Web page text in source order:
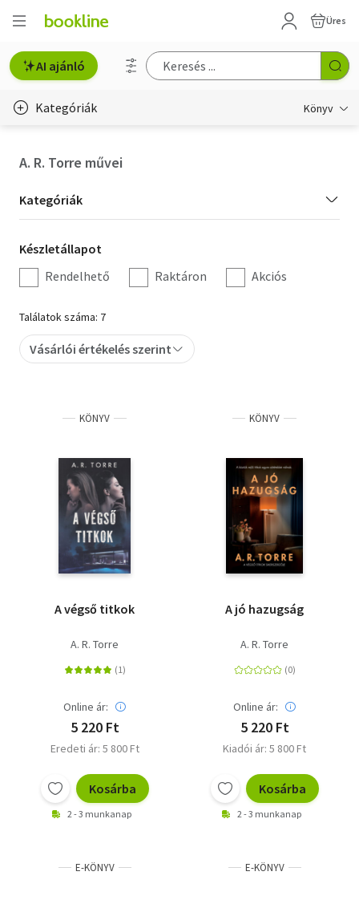
Üres
AI ajánló
Kategóriák Könyv
Hobbi, szabadidő
Irodalom
Művészet
Szakkönyv
Tankönyv, segédkönyv
Társadalomtudomány
Természettudomány
Történelem
A. R. Torre művei
Kategória
szűrés
Kategóriák
Készletállapot
szűrés
Készletállapot
Rendelhető
Raktáron Akciós
Találatok száma: 7
Vásárlói értékelés szerint
KÖNYV
A végső titkok
A. R. Torre
Online ár:
5 220 Ft
Eredeti ár: 5 800 Ft
Kosárba
2 - 3 munkanap
KÖNYV
A jó hazugság
A. R. Torre
Online ár:
5 220 Ft
Kiadói ár: 5 800 Ft
Kosárba
2 - 3 munkanap
E-KÖNYV E-KÖNYV